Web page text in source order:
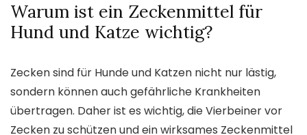
Warum ist ein Zeckenmittel für
Hund und Katze wichtig?
Zecken sind für Hunde und Katzen nicht nur lästig,
sondern können auch gefährliche Krankheiten
übertragen. Daher ist es wichtig, die Vierbeiner vor
Zecken zu schützen und ein wirksames Zeckenmittel